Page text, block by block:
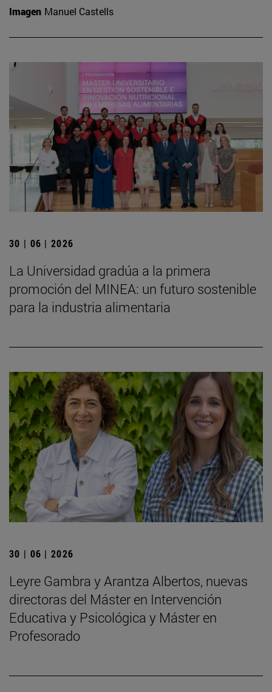
Imagen Manuel Castells
30 | 06 | 2026
La Universidad gradúa a la primera
promoción del MINEA: un futuro sostenible
para la industria alimentaria
30 | 06 | 2026
Leyre Gambra y Arantza Albertos, nuevas
directoras del Máster en Intervención
Educativa y Psicológica y Máster en
Profesorado